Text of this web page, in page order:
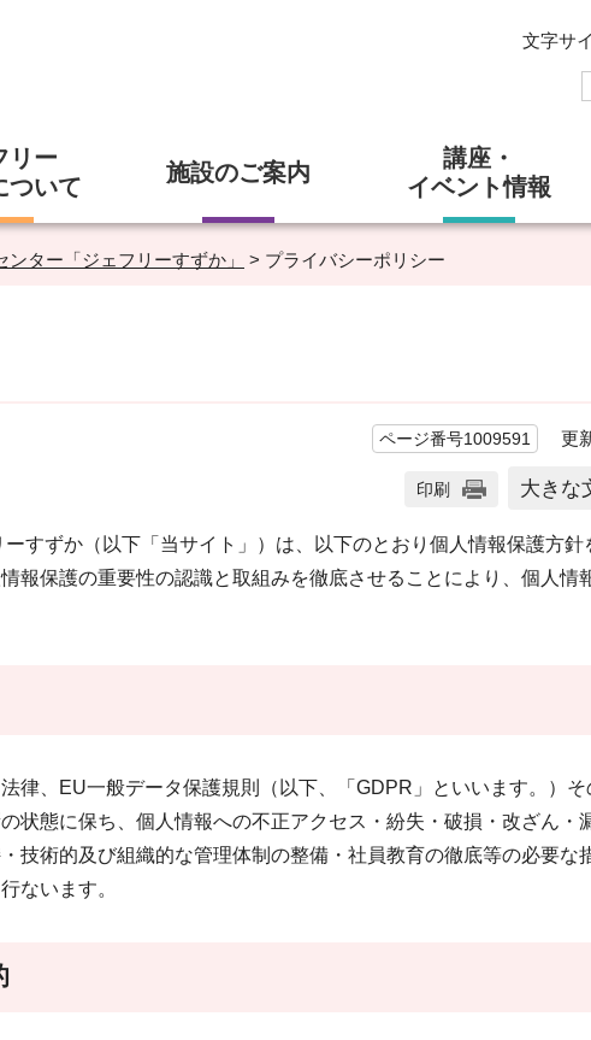
文字サ
リー
ついて
施設のご案内
講座・
イベント情報
ンター「ジェフリーすずか」 > プライバシーポリシー
ページ番号1009591 更新
印刷 大きな
すずか（以下「当サイト」）は、以下のとおり個人情報保護方針
報保護の重要性の認識と取組みを徹底させることにより、個人情
律、EU一般データ保護規則（以下、「GDPR」といいます。）そ
状態に保ち、個人情報への不正アクセス・紛失・破損・改ざん・
技術的及び組織的な管理体制の整備・社員教育の徹底等の必要な
ないます。